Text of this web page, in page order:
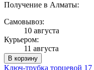
Получение в Алматы:
Самовывоз:
10 августа
Курьером:
11 августа
В корзину
Ключ-трубка торцевой